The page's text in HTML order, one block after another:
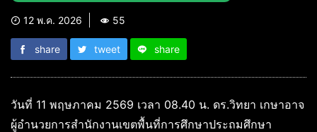
12 พ.ค. 2026 55
share tweet share
วันที่ 11 พฤษภาคม 2569 เวลา 08.40 น. ดร.วิทยา เกษาอาจ
ผู้อำนวยการสำนักงานเขตพื้นที่การศึกษาประถมศึกษา